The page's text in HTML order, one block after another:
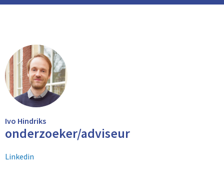
Ivo Hindriks
onderzoeker/adviseur
Linkedin